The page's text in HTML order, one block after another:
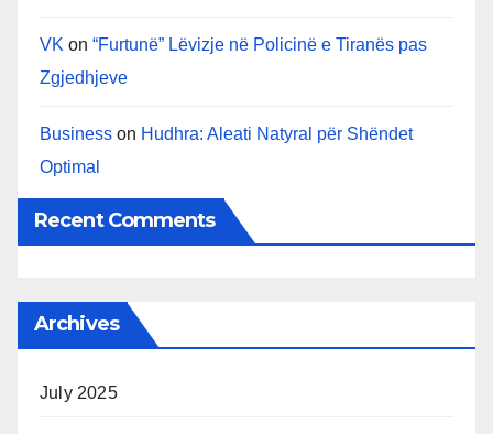
VK on “Furtunë” Lëvizje në Policinë e Tiranës pas
Zgjedhjeve
Business on Hudhra: Aleati Natyral për Shëndet
Optimal
Recent Comments
Archives
July 2025